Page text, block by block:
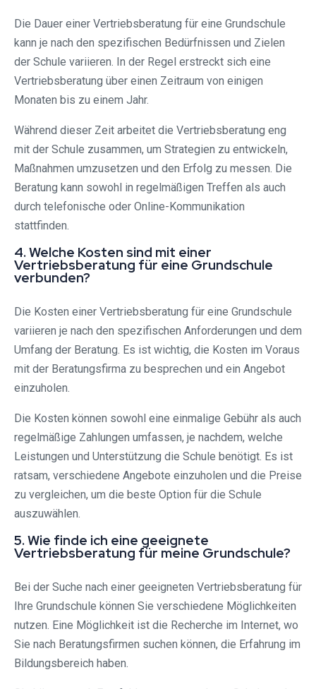
Die Dauer einer Vertriebsberatung für eine Grundschule
kann je nach den spezifischen Bedürfnissen und Zielen
der Schule variieren. In der Regel erstreckt sich eine
Vertriebsberatung über einen Zeitraum von einigen
Monaten bis zu einem Jahr.
Während dieser Zeit arbeitet die Vertriebsberatung eng
mit der Schule zusammen, um Strategien zu entwickeln,
Maßnahmen umzusetzen und den Erfolg zu messen. Die
Beratung kann sowohl in regelmäßigen Treffen als auch
durch telefonische oder Online-Kommunikation
stattfinden.
4. Welche Kosten sind mit einer
Vertriebsberatung für eine Grundschule
verbunden?
Die Kosten einer Vertriebsberatung für eine Grundschule
variieren je nach den spezifischen Anforderungen und dem
Umfang der Beratung. Es ist wichtig, die Kosten im Voraus
mit der Beratungsfirma zu besprechen und ein Angebot
einzuholen.
Die Kosten können sowohl eine einmalige Gebühr als auch
regelmäßige Zahlungen umfassen, je nachdem, welche
Leistungen und Unterstützung die Schule benötigt. Es ist
ratsam, verschiedene Angebote einzuholen und die Preise
zu vergleichen, um die beste Option für die Schule
auszuwählen.
5. Wie finde ich eine geeignete
Vertriebsberatung für meine Grundschule?
Bei der Suche nach einer geeigneten Vertriebsberatung für
Ihre Grundschule können Sie verschiedene Möglichkeiten
nutzen. Eine Möglichkeit ist die Recherche im Internet, wo
Sie nach Beratungsfirmen suchen können, die Erfahrung im
Bildungsbereich haben.